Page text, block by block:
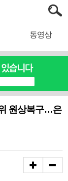
동영상
원상복구…은